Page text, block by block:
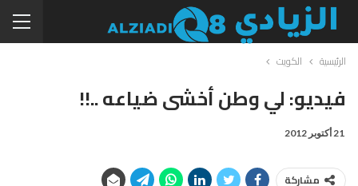
الرئيسية الكويت
فيديو: لي وطن أخشى ضياعه ..!!
21 أكتوبر 2012
مشاركة